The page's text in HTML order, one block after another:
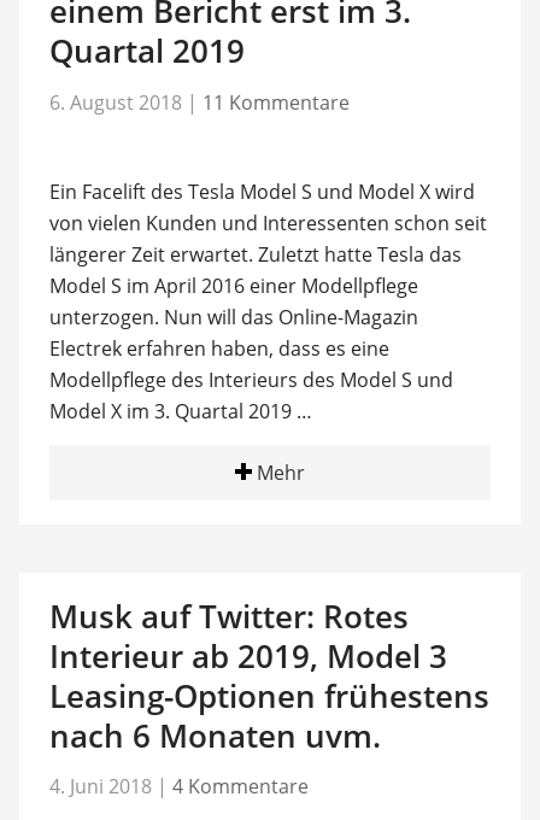
einem Bericht erst im 3.
Quartal 2019
6. August 2018 | 11 Kommentare
Ein Facelift des Tesla Model S und Model X wird
von vielen Kunden und Interessenten schon seit
längerer Zeit erwartet. Zuletzt hatte Tesla das
Model S im April 2016 einer Modellpflege
unterzogen. Nun will das Online-Magazin
Electrek erfahren haben, dass es eine
Modellpflege des Interieurs des Model S und
Model X im 3. Quartal 2019 …
Mehr
Musk auf Twitter: Rotes
Interieur ab 2019, Model 3
Leasing-Optionen frühestens
nach 6 Monaten uvm.
4. Juni 2018 | 4 Kommentare